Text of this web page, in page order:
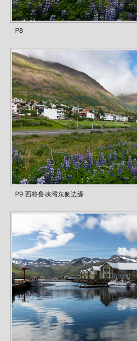
P8
P9 西格鲁峡湾东侧边缘